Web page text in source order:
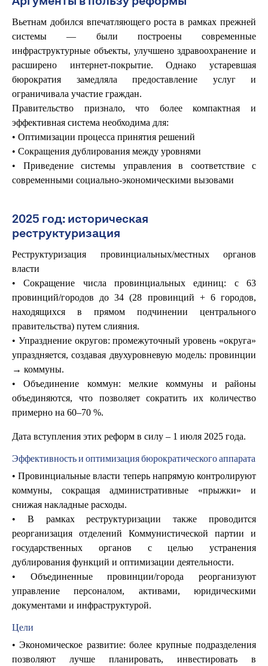
Вьетнам добился впечатляющего роста в рамках прежней
системы — были построены современные
инфраструктурные объекты, улучшено здравоохранение и
расширено интернет-покрытие. Однако устаревшая
бюрократия замедляла предоставление услуг и
ограничивала участие граждан.
Правительство признало, что более компактная и
эффективная система необходима для:
• Оптимизации процесса принятия решений
• Сокращения дублирования между уровнями
• Приведение системы управления в соответствие с
современными социально-экономическими вызовами
2025 год: историческая
реструктуризация
Реструктуризация провинциальных/местных органов
власти
• Сокращение числа провинциальных единиц: с 63
провинций/городов до 34 (28 провинций + 6 городов,
находящихся в прямом подчинении центрального
правительства) путем слияния.
• Упразднение округов: промежуточный уровень «округа»
упраздняется, создавая двухуровневую модель: провинции
→ коммуны.
• Объединение коммун: мелкие коммуны и районы
объединяются, что позволяет сократить их количество
примерно на 60–70 %.
Дата вступления этих реформ в силу – 1 июля 2025 года.
Эффективность и оптимизация бюрократического аппарата
• Провинциальные власти теперь напрямую контролируют
коммуны, сокращая административные «прыжки» и
снижая накладные расходы.
• В рамках реструктуризации также проводится
реорганизация отделений Коммунистической партии и
государственных органов с целью устранения
дублирования функций и оптимизации деятельности.
• Объединенные провинции/города реорганизуют
управление персоналом, активами, юридическими
документами и инфраструктурой.
Цели
• Экономическое развитие: более крупные подразделения
позволяют лучше планировать, инвестировать в